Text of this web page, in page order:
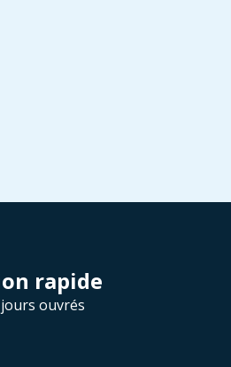
rapide
ouvrés